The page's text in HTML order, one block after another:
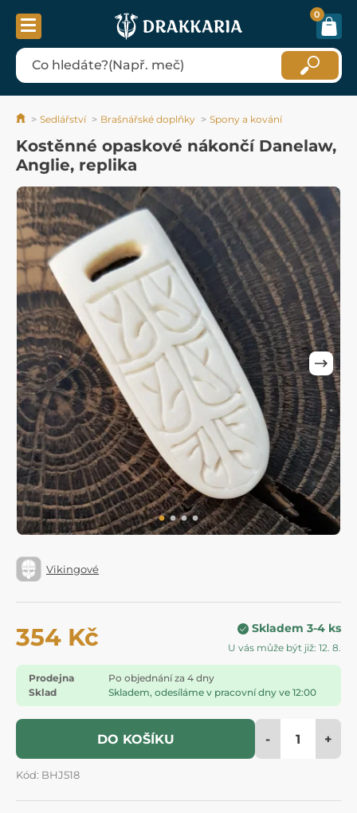
0
Sedlářství Brašnářské doplňky Spony a kování
Kostěnné opaskové nákončí Danelaw,
Anglie, replika
Vikingové
354 Kč Skladem 3-4 ks
U vás může být již: 12. 8.
Prodejna
Po objednání za 4 dny
Sklad
Skladem, odesíláme v pracovní dny ve 12:00
DO KOŠÍKU - +
Kód: BHJ518